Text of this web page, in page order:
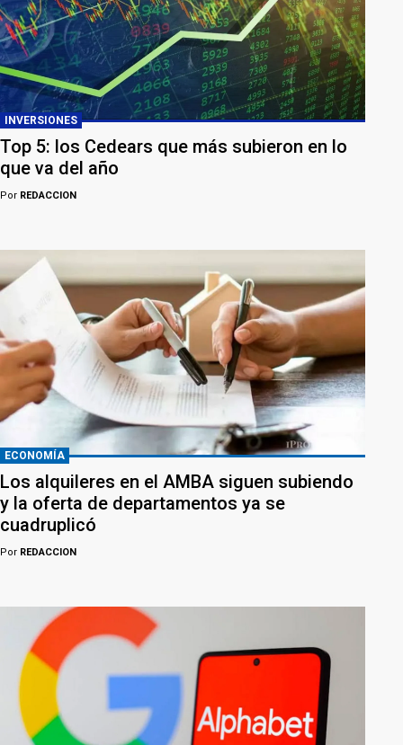
INVERSIONES
Top 5: los Cedears que más subieron en lo
que va del año
Por REDACCION
ECONOMÍA
Los alquileres en el AMBA siguen subiendo
y la oferta de departamentos ya se
cuadruplicó
Por REDACCION